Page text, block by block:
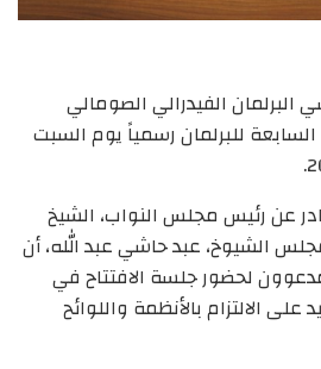
الفيدرالي الصومالي
للبرلمان رسمياً يوم السبت
عن رئيس مجلس النواب، الشيخ
الشيوخ، عبد حاشي عبد الله، أن
لحضور جلسة الافتتاح في
الالتزام بالأنظمة واللوائح